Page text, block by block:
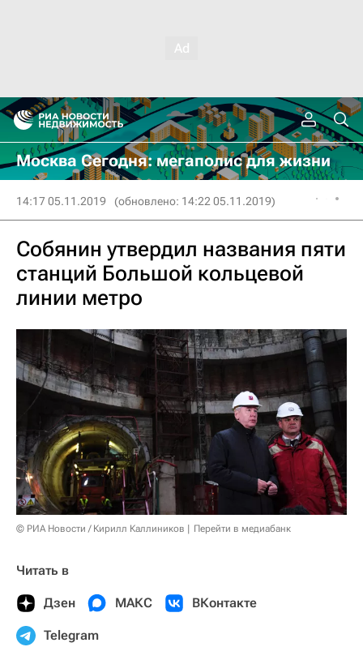
Москва Сегодня: мегаполис для жизни
14:17 05.11.2019 (обновлено: 14:22 05.11.2019)
Собянин утвердил названия пяти
станций Большой кольцевой
линии метро
© РИА Новости / Кирилл Каллиников Перейти в медиабанк
Читать в
Дзен МАКС ВКонтакте
Telegram